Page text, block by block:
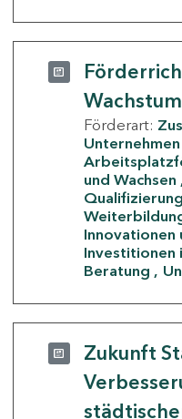
Wachstum
Förderart:
Unternehmen
und Wachsen
Innovationen
Investitionen
Beratung
Zukunft